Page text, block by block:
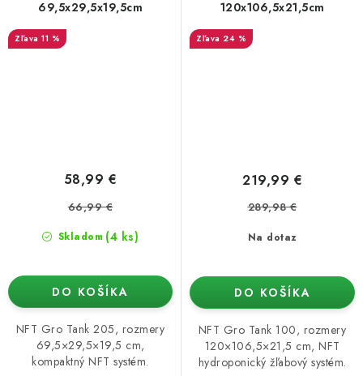
69,5x29,5x19,5cm
11 %
Skladom (4 ks)
58,99 €
66,99 €
DO KOŠÍKA
NFT Gro Tank 205, rozmery
69,5×29,5×19,5 cm,
kompaktný NFT systém.
120x106,5x21,5cm
24 %
Na dotaz
219,99 €
289,98 €
DO KOŠÍKA
NFT Gro Tank 100, rozmery
120×106,5×21,5 cm, NFT
hydroponický žľabový systém.